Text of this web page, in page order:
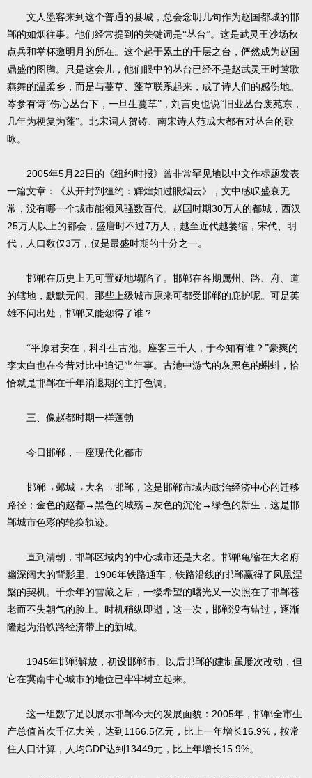
文人墨客来到这个普通的县城，总会念叨几句作为赵国都城的邯
郸的如烟往事。他们经常提到的关键词是“丛台”。这是武灵王沙场秋
点兵和举杯邀明月的所在。这个起于累土的千层之台，俨然成为赵国
鼎盛的图腾。只是这会儿，他们眼中的丛台已经不是赵武灵王时莺歌
燕舞的温柔乡，而是与蔓草、蓬草联系起来，成了诗人们的感伤地。
岑参有诗“伤心丛台下，一旦生蔓草”，刘言史也说“旧业丛台废苑东，
几年为梗复为蓬”。北宋词人贺铸、南宋诗人范成大都有对丛台的歌
咏。
2005年5月 22 日的《纽约时报》曾非常罕见地以中文作标题发表
一篇文章：《从开封到纽约：辉煌如过眼烟云》，文中感叹盛衰无
常，没有哪一个城市能领风骚数百代。赵国时期30万人的都城，西汉
25万人以上的都会，盛唐时不过7万人，越至近代越萎缩，宋代、明
代，人口数仅3万，仅是最盛时期的十分之一。
邯郸在历史上无可置疑地塌陷了。邯郸在各期属州、路、府、道
的辖地，默默无闻。那些上级城市原来可都受邯郸的庇护呢。可是英
雄不问出处，邯郸又能怨得了谁？
“平原君安在，科斗生古池。座客三千人，于今知有谁？”豪爽的
李太白也在今昔对比中追记当年事。古池中游弋的灰黑色的蝌蚪，恰
恰就是邯郸在千年消退期的主打色调。
三、像赵都时期一样蓬勃
今日邯郸，一座现代化都市
邯郸→邺城→大名→邯郸，这是邯郸市域内政治经济中心的迁移
路径；金色的赵都→黑色的城殇→灰色的沉沦→绿色的新生，这是邯
郸城市色彩的轮换轨迹。
直到清朝，邯郸区域内的中心城市还是大名。邯郸龟缩在大名府
幽深阔大的背影里。 1906年铁路通车，铁路沿线的邯郸赢得了凤凰涅
槃的契机。千余年的雪藏之后，一缕希望的曙光又一次照在了邯郸苍
老而不失朝气的脸上。时机稍纵即逝，这一次，邯郸没有错过，逐渐
隆起为沿铁路经济带上的新城。
1945年邯郸解放，初设邯郸市。以后邯郸的建制虽屡次改动，但
它在冀南中心城市的地位已牢牢树立起来。
这一组数字足以展示邯郸今天的发展面貌： 2005年，邯郸全市生
产总值首次千亿大关，达到 1166.5亿元，比上一年增长16.9% ，按常
住人口计算，人均GDP达到 13449元，比上年增长15.9%。